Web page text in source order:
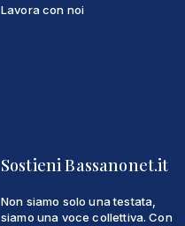
Lavora con noi
Sostieni Bassanonet.it
Non siamo solo una testata,
siamo una voce collettiva. Con